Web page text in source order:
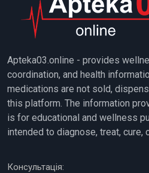
Apteka03.online - provides
coordination, and health
medications are not sold,
this platform. The information
is for educational and wellness
intended to diagnose, treat, cure,
Консультація: